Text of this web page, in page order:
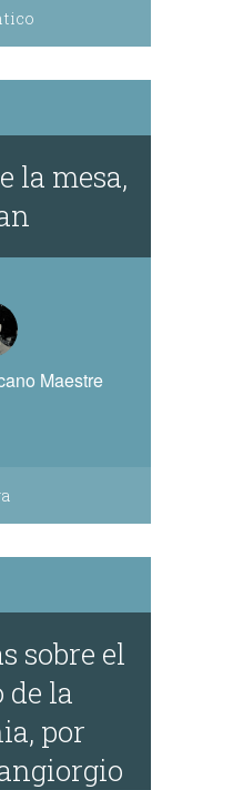
la mesa,
Maestre
sobre el
de la
por